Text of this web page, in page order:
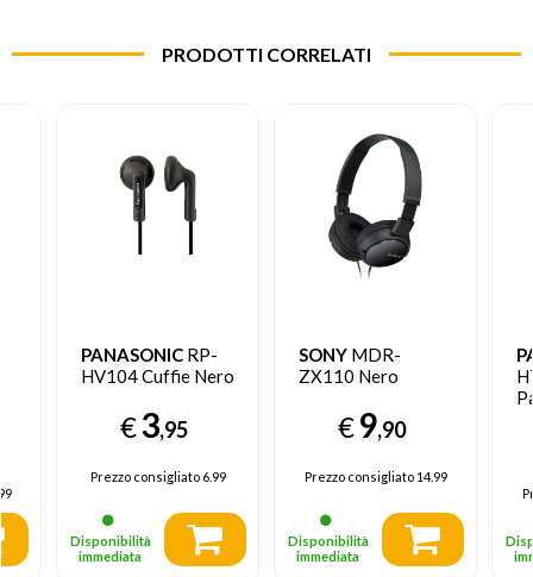
PRODOTTI CORRELATI
PANASONIC RP-
HV104 Cuffie Nero
€3,95
Prezzo consigliato6.99
Disponibilità
immediata
SONY MDR-
ZX110 Nero
€9,90
Prezzo consigliato14.99
Disponibilità
immediata